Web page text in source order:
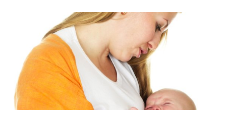
prepuščena sama sebi. A brez skrbi, tu je že patronažna
sestra babica.